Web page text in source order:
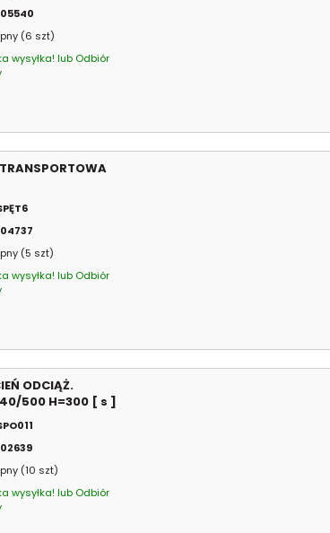
05540
(6 szt)
wysyłka! lub Odbiór
04737
(5 szt)
wysyłka! lub Odbiór
ODCIĄŻ.
500 H=300 [ s ]
02639
(10 szt)
wysyłka! lub Odbiór